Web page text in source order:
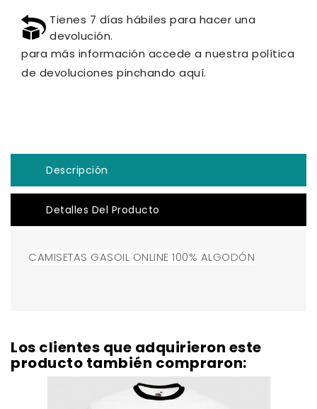
Tienes 7 días hábiles para hacer una
devolución.
para más información accede a nuestra política
de devoluciones pinchando aquí.
Descripción
Detalles Del Producto
CAMISETAS GASOIL ONLINE 100% ALGODÓN
Los clientes que adquirieron este
producto también compraron: